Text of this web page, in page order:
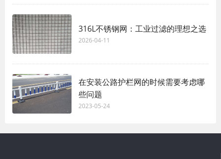
316L不锈钢网：工业过滤的理想之选
2026-04-11
在安装公路护栏网的时候需要考虑哪
些问题
2023-05-24